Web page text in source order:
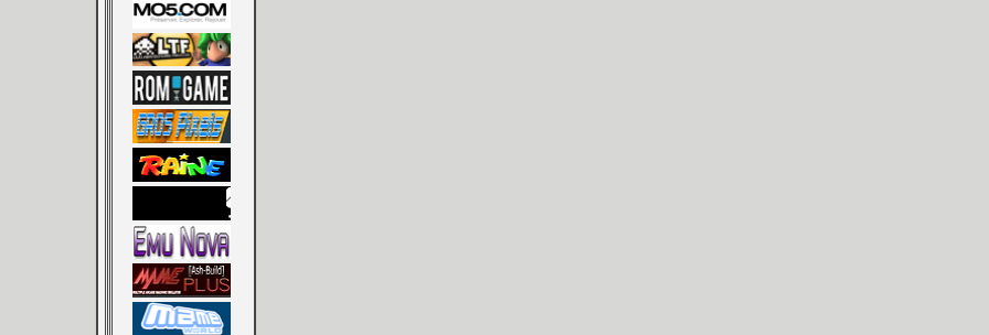
[Mo5] Deux inédits du
[GK] Le beat'em up The
[GK] Endless Legend 2 :
[LS] [PS5] Premiers